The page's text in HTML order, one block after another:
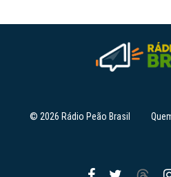
© 2026 Rádio Peão Brasil